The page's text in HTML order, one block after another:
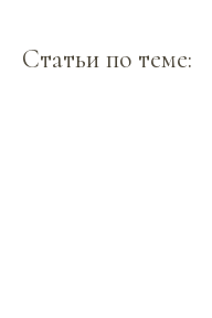
Статьи по теме: